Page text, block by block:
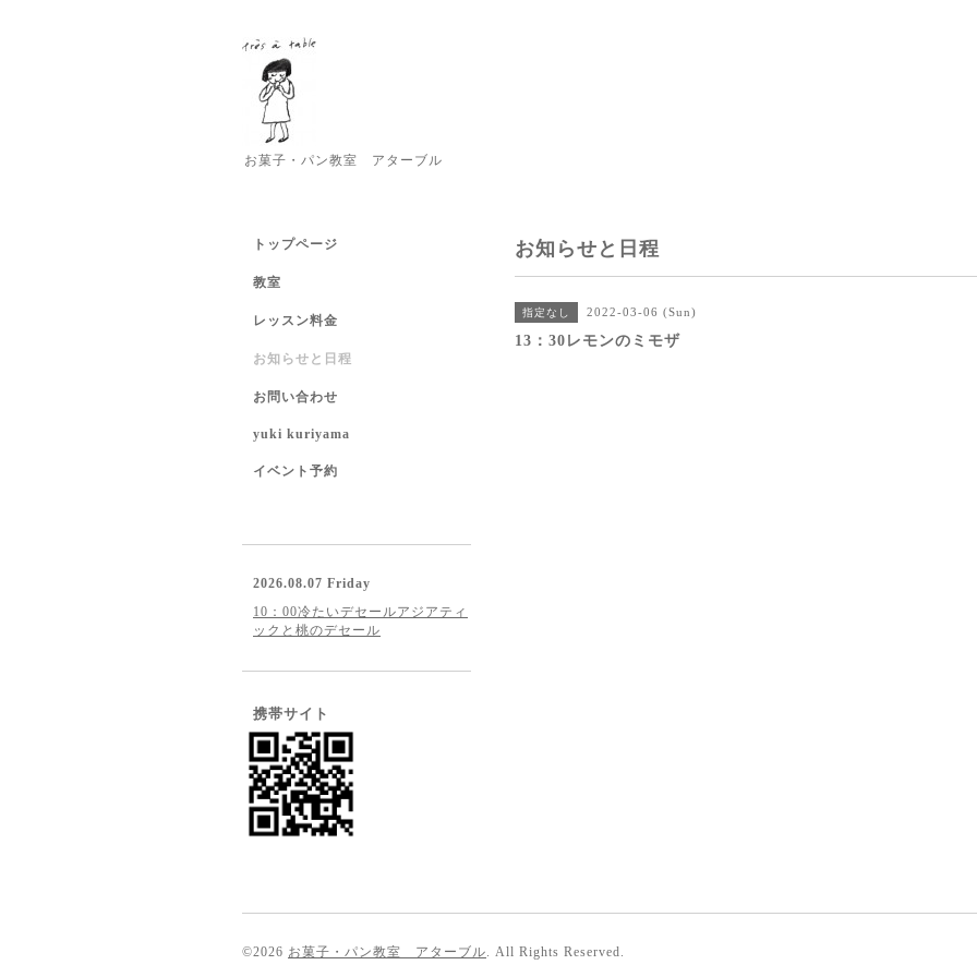
お菓子・パン教室 アターブル
お知らせと日程
指定なし 2022-03-06 (Sun)
13：30レモンのミモザ
トップページ
教室
レッスン料金
お知らせと日程
お問い合わせ
yuki kuriyama
イベント予約
2026.08.07 Friday
10：00冷たいデセールアジアティ
ックと桃のデセール
携帯サイト
©2026 お菓子・パン教室 アターブル. All Rights Reserved.